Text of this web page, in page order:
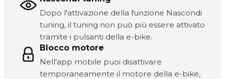
Dopo l'attivazione della funzione Nascondi
tuning, il tuning non può più essere attivato
tramite i pulsanti della e-bike.
Blocco motore
Nell'app mobile puoi disattivare
temporaneamente il motore della e-bike,